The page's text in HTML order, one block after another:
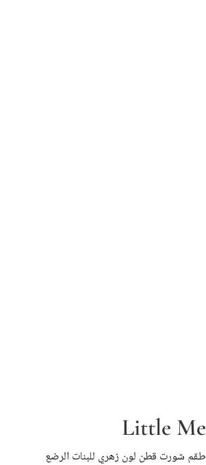
Little Me
طقم شورت قطن لون زهري للبنات الرضع